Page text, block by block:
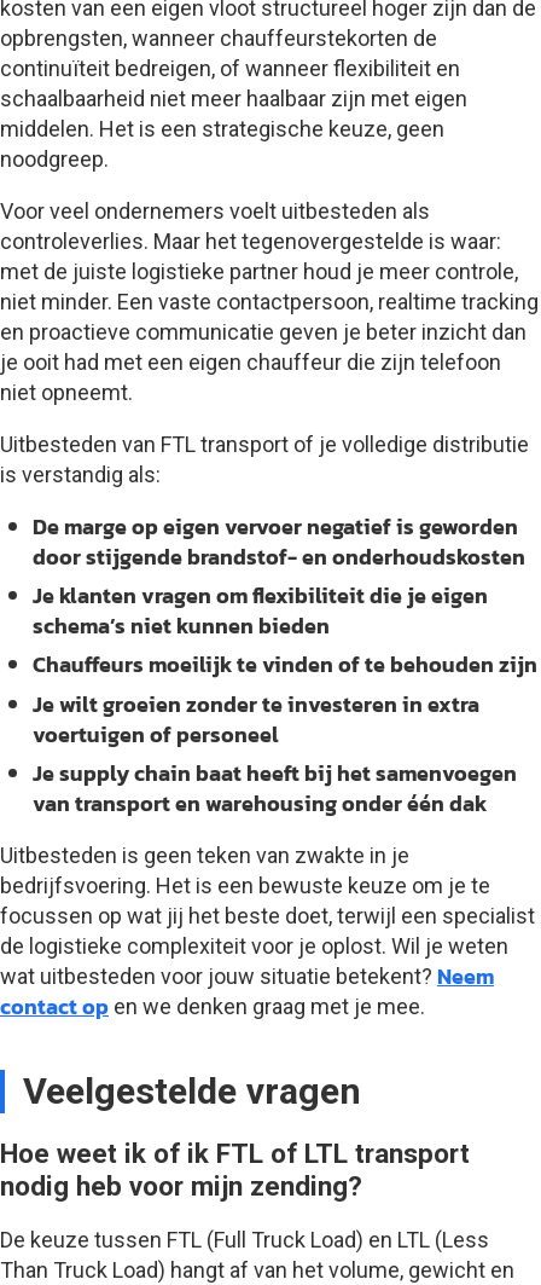
kosten van een eigen vloot structureel hoger zijn dan de
opbrengsten, wanneer chauffeurstekorten de
continuïteit bedreigen, of wanneer flexibiliteit en
schaalbaarheid niet meer haalbaar zijn met eigen
middelen. Het is een strategische keuze, geen
noodgreep.
Voor veel ondernemers voelt uitbesteden als
controleverlies. Maar het tegenovergestelde is waar:
met de juiste logistieke partner houd je meer controle,
niet minder. Een vaste contactpersoon, realtime tracking
en proactieve communicatie geven je beter inzicht dan
je ooit had met een eigen chauffeur die zijn telefoon
niet opneemt.
Uitbesteden van FTL transport of je volledige distributie
is verstandig als:
De marge op eigen vervoer negatief is geworden
door stijgende brandstof- en onderhoudskosten
Je klanten vragen om flexibiliteit die je eigen
schema’s niet kunnen bieden
Chauffeurs moeilijk te vinden of te behouden zijn
Je wilt groeien zonder te investeren in extra
voertuigen of personeel
Je supply chain baat heeft bij het samenvoegen
van transport en warehousing onder één dak
Uitbesteden is geen teken van zwakte in je
bedrijfsvoering. Het is een bewuste keuze om je te
focussen op wat jij het beste doet, terwijl een specialist
de logistieke complexiteit voor je oplost. Wil je weten
wat uitbesteden voor jouw situatie betekent? Neem
contact op en we denken graag met je mee.
Veelgestelde vragen
Hoe weet ik of ik FTL of LTL transport
nodig heb voor mijn zending?
De keuze tussen FTL (Full Truck Load) en LTL (Less
Than Truck Load) hangt af van het volume, gewicht en